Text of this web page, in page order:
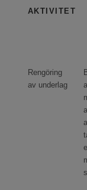
AKTIVITET
Rengöring
av underlag